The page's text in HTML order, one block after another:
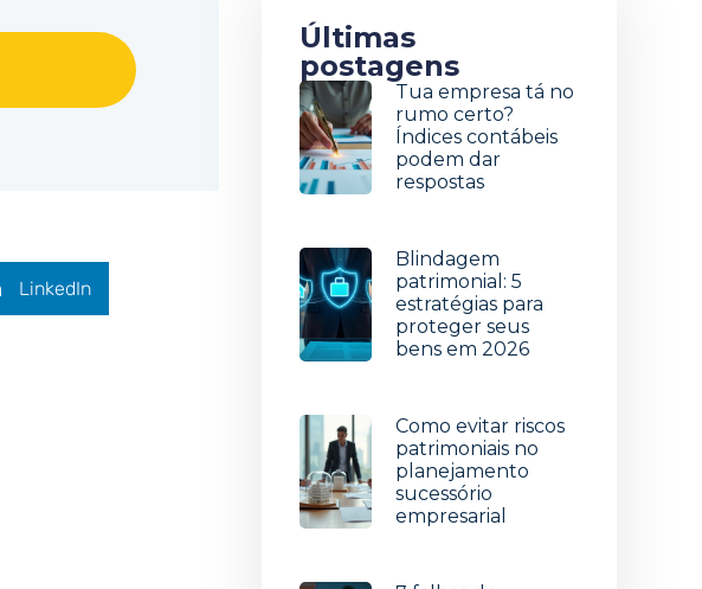
LinkedIn
Últimas
postagens
Tua empresa tá no
rumo certo?
Índices contábeis
podem dar
respostas
Blindagem
patrimonial: 5
estratégias para
proteger seus
bens em 2026
Como evitar riscos
patrimoniais no
planejamento
sucessório
empresarial